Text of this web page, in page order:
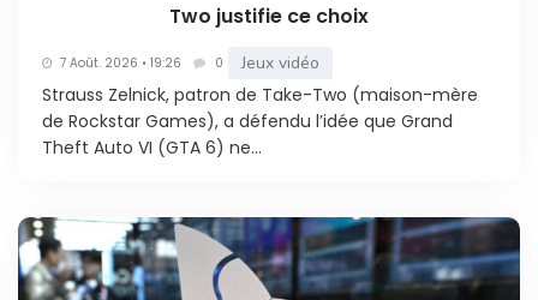
Two justifie ce choix
7 Août. 2026 • 19:26 0 Jeux vidéo
Strauss Zelnick, patron de Take-Two (maison-mère
de Rockstar Games), a défendu l’idée que Grand
Theft Auto VI (GTA 6) ne...